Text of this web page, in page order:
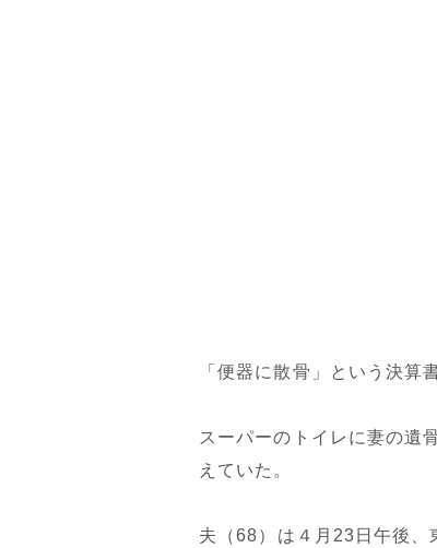
「便器に散骨」という決算
スーパーのトイレに妻の遺
えていた。
夫（68）は４月23日午後、